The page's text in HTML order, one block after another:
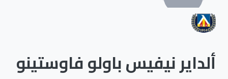
ألداير نيفيس باولو فاوستينو